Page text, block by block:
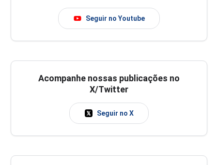
Seguir no Youtube
Acompanhe nossas publicações no
X/Twitter
Seguir no X